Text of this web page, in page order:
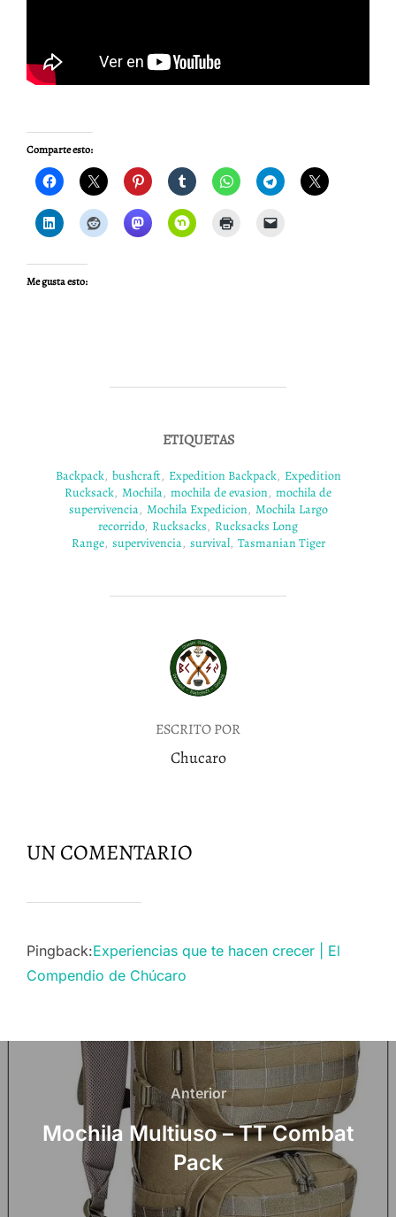
Comparte esto:
Me gusta esto:
ETIQUETAS
Backpack, bushcraft, Expedition Backpack, Expedition
Rucksack, Mochila, mochila de evasion, mochila de
supervivencia, Mochila Expedicion, Mochila Largo
recorrido, Rucksacks, Rucksacks Long
Range, supervivencia, survival, Tasmanian Tiger
AUTOR DE LA PUBLICACIÓN
ESCRITO POR
Chucaro
UN COMENTARIO
Pingback:Experiencias que te hacen crecer | El
Compendio de Chúcaro
Navegación
entradas
Anterior
Anterior
Mochila Multiuso – TT Combat
Pack